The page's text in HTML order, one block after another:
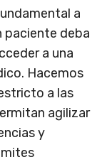
a
paciente deba
a una
Hacemos
a las
agilizar
y